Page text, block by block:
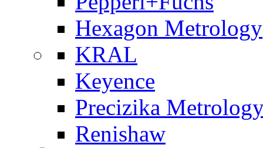
Hexagon Metrology
KRAL
Keyence
Precizika
Renishaw